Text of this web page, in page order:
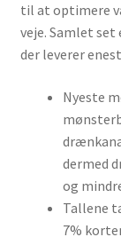
til at optimere
veje. Samlet
der leverer
Nyeste
dermed
og
Tallene
7%